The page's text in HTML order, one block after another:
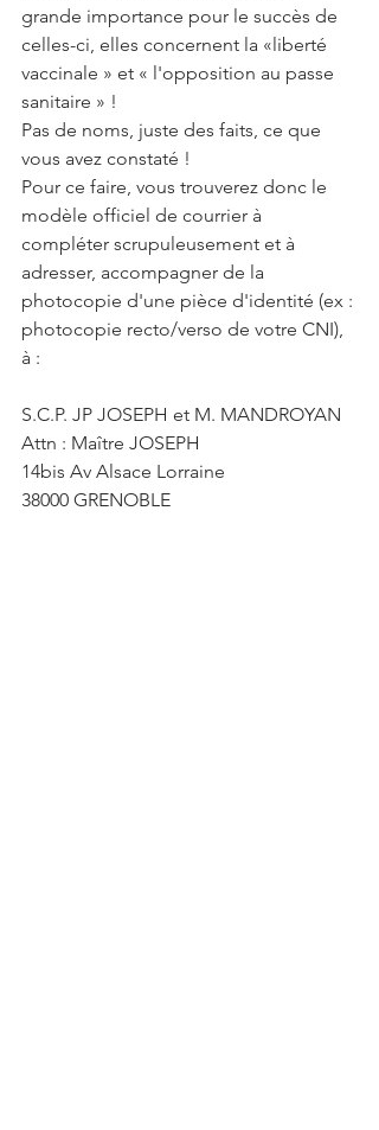
grande importance pour le succès de
celles-ci, elles concernent la «liberté
vaccinale » et « l'opposition au passe
sanitaire » !
Pas de noms, juste des faits, ce que
vous avez constaté !
Pour ce faire, vous trouverez donc le
modèle officiel de courrier à
compléter scrupuleusement et à
adresser, accompagner de la
photocopie d'une pièce d'identité (ex :
photocopie recto/verso de votre CNI),
à :
S.C.P. JP JOSEPH et M. MANDROYAN
Attn : Maître JOSEPH
14bis Av Alsace Lorraine
38000 GRENOBLE